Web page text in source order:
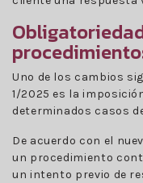
Uno de los cambios
1/2025 es la
determinados casos
De acuerdo con el
un procedimiento
un intento previo de